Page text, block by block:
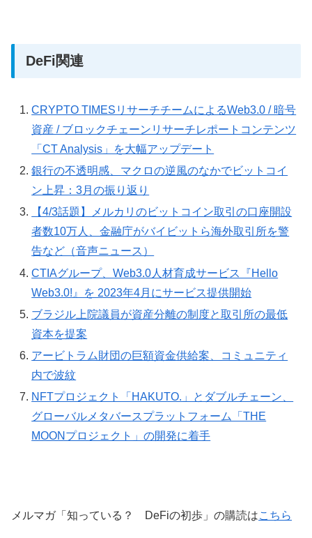
DeFi関連
CRYPTO TIMESリサーチチームによるWeb3.0 / 暗号
資産 / ブロックチェーンリサーチレポートコンテンツ
「CT Analysis」を大幅アップデート
銀行の不透明感、マクロの逆風のなかでビットコイ
ン上昇：3月の振り返り
【4/3話題】メルカリのビットコイン取引の口座開設
者数10万人、金融庁がバイビットら海外取引所を警
告など（音声ニュース）
CTIAグループ、Web3.0人材育成サービス『Hello
Web3.0!』を 2023年4月にサービス提供開始
ブラジル上院議員が資産分離の制度と取引所の最低
資本を提案
アービトラム財団の巨額資金供給案、コミュニティ
内で波紋
NFTプロジェクト「HAKUTO.」とダブルチェーン、
グローバルメタバースプラットフォーム「THE
MOONプロジェクト」の開発に着手
メルマガ「知っている？ DeFiの初歩」の購読はこちら